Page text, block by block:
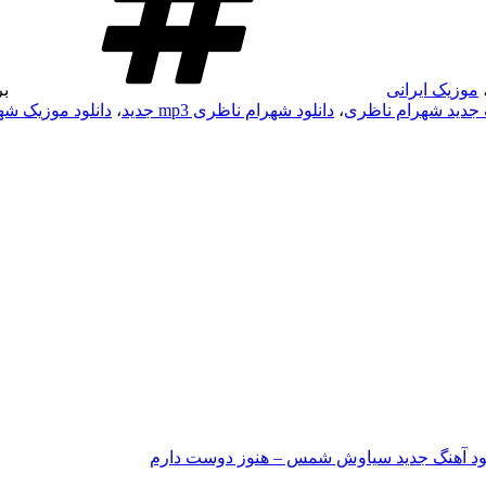
موزیک ایرانی
جدید شهرام ناظری، دانلود شهرام ناظری mp3 جدید ، دانلود موزیک
آهنگ جدید سیاوش شمس – هنوز دوست دارم